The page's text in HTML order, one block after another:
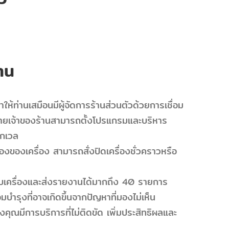
น
ห้ท่านเสมือนมีผู้จัดการร้านส่วนตัวด้วยการเชื่อม
ยเจ้าของร้านสามารถตั้งโปรแกรมและบริหาร
เวล
ของเครื่อง สามารถสั่งปิดเครื่องชั่วคราวหรือ
ครื่องและส่งรายงานได้มากถึง 40 รายการ
บำรุงที่อาจเกิดขึ้นจากปัญหาที่มองไม่เห็น
คุณมีการบริการที่ไม่ติดขัด เพิ่มประสิทธิผลและ